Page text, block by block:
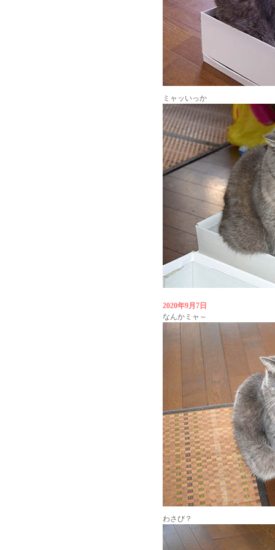
ミャッいっか
2020年9月7日
なんかミャ～
わさび？